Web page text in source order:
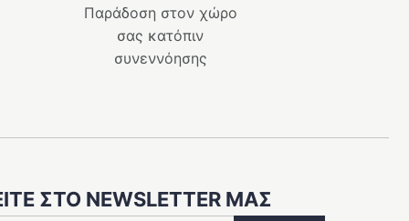
Παράδοση στον χώρο
σας κατόπιν
συνεννόησης
ΣΤΟ NEWSLETTER ΜΑΣ